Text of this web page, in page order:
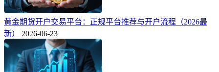
黄金期货开户交易平台：正规平台推荐与开户流程（2026最
新）
2026-06-23